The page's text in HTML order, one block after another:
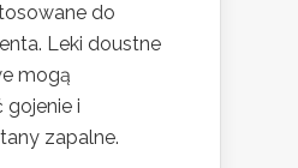
do
Leki doustne
mogą
gojenie i
zapalne.